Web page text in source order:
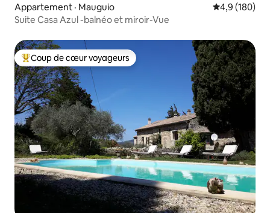
Appartement · Mauguio Note
4,9 (180)
Suite Casa Azul -balnéo et miroir-Vue
Coup de cœur voyageurs parmi les plus aimés
Coup de cœur voyageurs